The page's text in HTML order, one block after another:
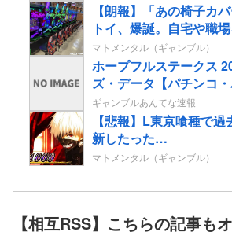
【朗報】「あの椅子カ
トイ、爆誕。自宅や職
しちゃおうｗｗｗ
マトメンタル（ギャンブル）
ホープフルステークス
ズ・データ【パチンコ・
ギャンブルあんてな速報
【悲報】L東京喰種で
新したった…
マトメンタル（ギャンブル）
【相互RSS】こちらの記事も